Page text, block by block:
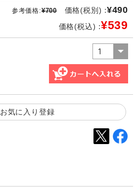
参考価格:¥700 価格(税別) :¥490
価格(税込) :¥539
お気に入り登録